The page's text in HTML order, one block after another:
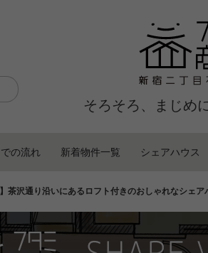
そろそろ、まじめ
の流れ 新着物件一覧 シェアハウス
】茶沢通り沿いにあるロフト付きのおしゃれなシェ